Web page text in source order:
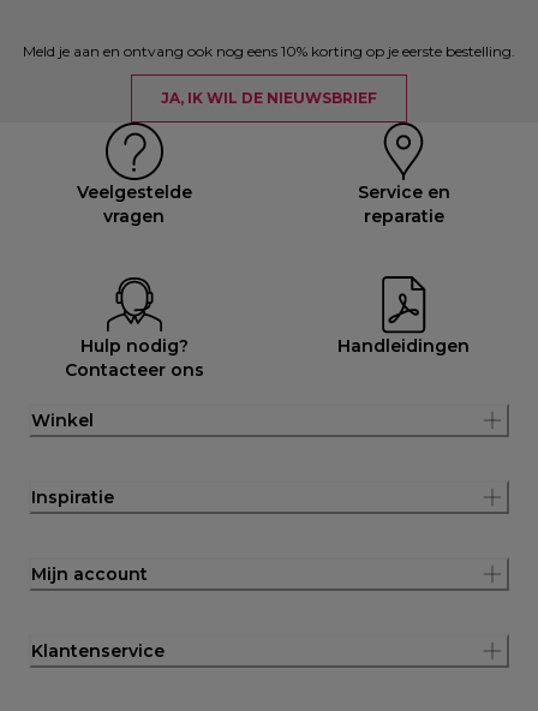
Meld je aan en ontvang ook nog eens 10% korting op je eerste bestelling.
JA, IK WIL DE NIEUWSBRIEF
Veelgestelde
vragen
Service en
reparatie
Hulp nodig?
Contacteer ons
Handleidingen
Winkel
Inspiratie
Mijn account
Klantenservice